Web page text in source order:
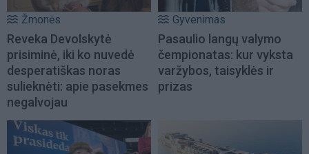
Žmonės
Reveka Devolskytė
prisiminė, iki ko nuvedė
desperatiškas noras
sulieknėti: apie pasekmes
negalvojau
Gyvenimas
Pasaulio langų valymo
čempionatas: kur vyksta
varžybos, taisyklės ir
prizas